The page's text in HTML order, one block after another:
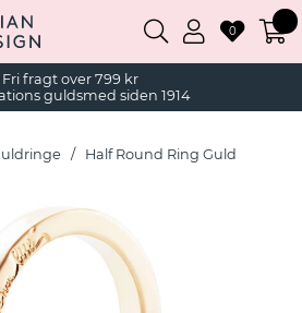
fragt over 799 kr
guldsmed siden 1914
0
Half Round Ring Guld